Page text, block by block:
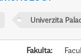
Univerzita
Fakulta: